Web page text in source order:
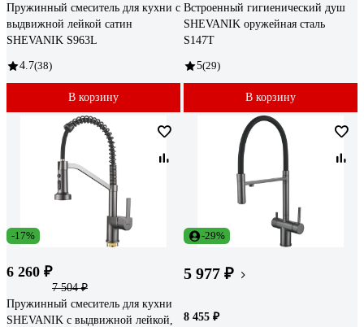
Пружинный смеситель для кухни с
выдвижной лейкой сатин
SHEVANIK S963L
4.7(38)
В корзину
Встроенный гигиенический душ
SHEVANIK оружейная сталь
S147T
5(29)
В корзину
-17%
6 260 ₽
7 504 ₽
Пружинный смеситель для кухни
SHEVANIK с выдвижной лейкой,
-29%
5 977 ₽
8 455 ₽